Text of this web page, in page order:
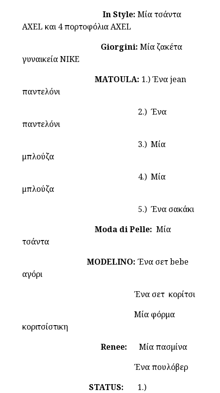
In Style: Μία τσάντα
AXEL και 4 πορτοφόλια AXEL
Giorgini: Μία ζακέτα
γυναικεία NIKE
MATOULA: 1.) Ένα jean
παντελόνι
2.) Ένα
παντελόνι
3.) Μία
μπλούζα
4.) Μία
μπλούζα
5.) Ένα σακάκι
Moda di Pelle: Μία
τσάντα
MODELINO: Ένα σετ bebe
αγόρι
Ένα σετ κορίτσι
Μία φόρμα
κοριτσίστικη
Renee:
Μία πασμίνα
Ένα πουλόβερ
STATUS:
1.)